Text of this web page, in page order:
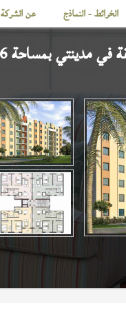
الخرائط - النماذج عن الشركة
فيمدينتيبمساحة 96 م